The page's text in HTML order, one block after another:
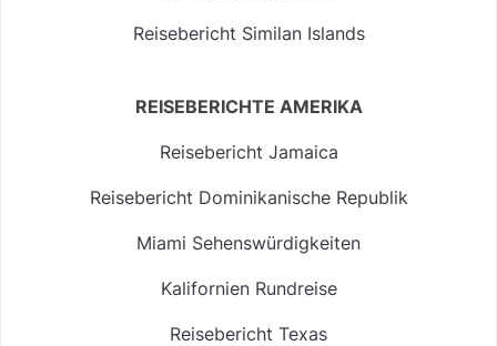
Reisebericht Similan Islands
REISEBERICHTE AMERIKA
Reisebericht Jamaica
Reisebericht Dominikanische Republik
Miami Sehenswürdigkeiten
Kalifornien Rundreise
Reisebericht Texas